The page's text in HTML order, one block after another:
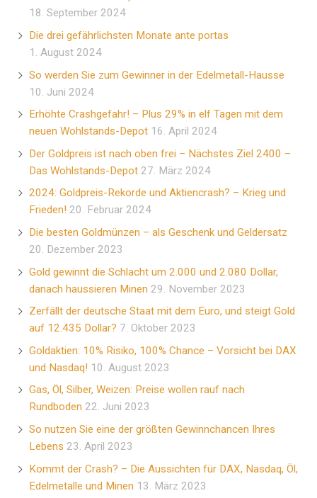
18. September 2024
Die drei gefährlichsten Monate ante portas
1. August 2024
So werden Sie zum Gewinner in der Edelmetall-Hausse
10. Juni 2024
Erhöhte Crashgefahr! – Plus 29% in elf Tagen mit dem
neuen Wohlstands-Depot 16. April 2024
Der Goldpreis ist nach oben frei – Nächstes Ziel 2400 –
Das Wohlstands-Depot 27. März 2024
2024: Goldpreis-Rekorde und Aktiencrash? – Krieg und
Frieden! 20. Februar 2024
Die besten Goldmünzen – als Geschenk und Geldersatz
20. Dezember 2023
Gold gewinnt die Schlacht um 2.000 und 2.080 Dollar,
danach haussieren Minen 29. November 2023
Zerfällt der deutsche Staat mit dem Euro, und steigt Gold
auf 12.435 Dollar? 7. Oktober 2023
Goldaktien: 10% Risiko, 100% Chance – Vorsicht bei DAX
und Nasdaq! 10. August 2023
Gas, Öl, Silber, Weizen: Preise wollen rauf nach
Rundboden 22. Juni 2023
So nutzen Sie eine der größten Gewinnchancen Ihres
Lebens 23. April 2023
Kommt der Crash? – Die Aussichten für DAX, Nasdaq, Öl,
Edelmetalle und Minen 13. März 2023